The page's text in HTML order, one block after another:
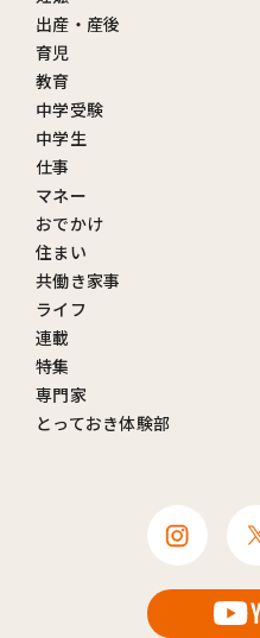
出産・産後
育児
教育
中学受験
中学生
仕事
マネー
おでかけ
住まい
共働き家事
ライフ
連載
特集
専門家
とっておき体験部